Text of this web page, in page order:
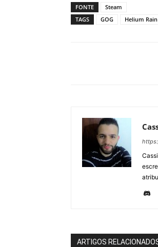
FONTE
Steam
TAGS
GOG Helium Rain
ARTIGOS